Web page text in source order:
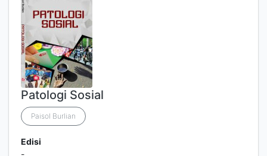
Patologi Sosial
Paisol Burlian
Edisi
-